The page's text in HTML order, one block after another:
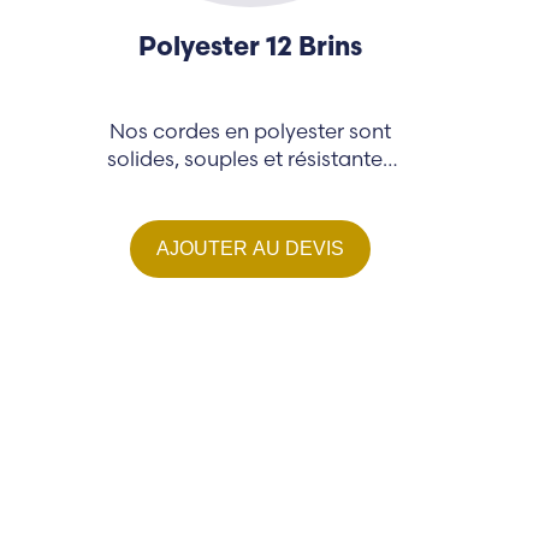
Polyester 12 Brins
Nos cordes en polyester sont
solides, souples et résistantes
AJOUTER AU DEVIS